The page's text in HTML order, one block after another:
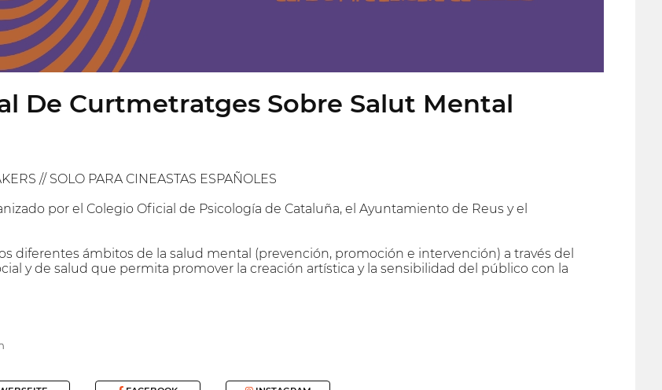
De Curtmetratges Sobre Salut Mental
// SOLO PARA CINEASTAS ESPAÑOLES
por el Colegio Oficial de Psicología de Cataluña, el Ayuntamiento de Reus y el
diferentes ámbitos de la salud mental (prevención, promoción e intervención) a través del
y de salud que permita promover la creación artística y la sensibilidad del público con la